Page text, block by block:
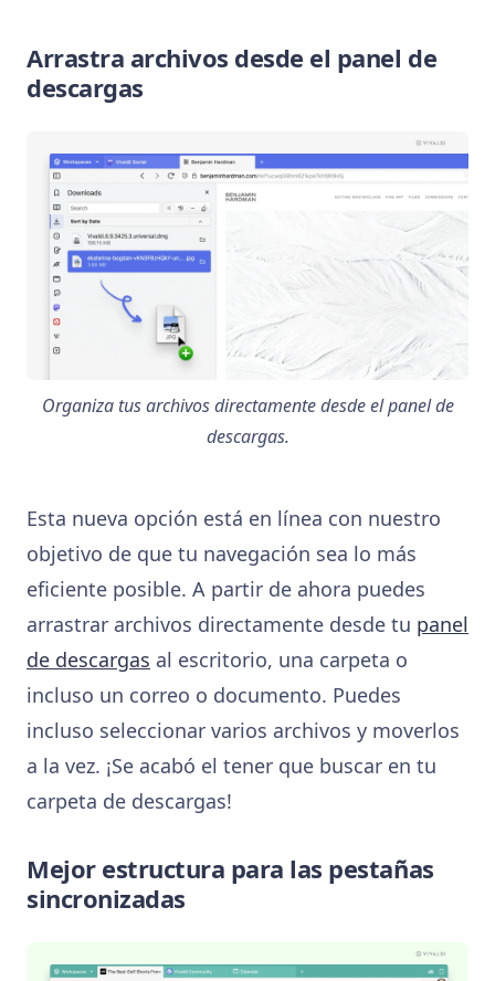
Arrastra archivos desde el panel de
descargas
Organiza tus archivos directamente desde el panel de
descargas.
Esta nueva opción está en línea con nuestro
objetivo de que tu navegación sea lo más
eficiente posible. A partir de ahora puedes
arrastrar archivos directamente desde tu panel
de descargas al escritorio, una carpeta o
incluso un correo o documento. Puedes
incluso seleccionar varios archivos y moverlos
a la vez. ¡Se acabó el tener que buscar en tu
carpeta de descargas!
Mejor estructura para las pestañas
sincronizadas